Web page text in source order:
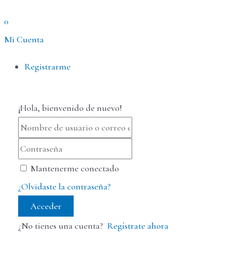
0
Mi Cuenta
MenúRegistrarme
¡Hola, bienvenido de nuevo!
Mantenerme conectado
¿Olvidaste la contraseña?
Acceder
¿No tienes una cuenta? Regístrate ahora